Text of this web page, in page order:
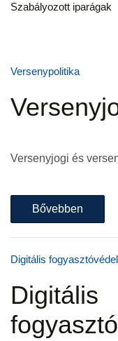
Szabályozott iparágak
Versenypolitika
Versenyjogi és
Bővebben
Digitális
Digitális